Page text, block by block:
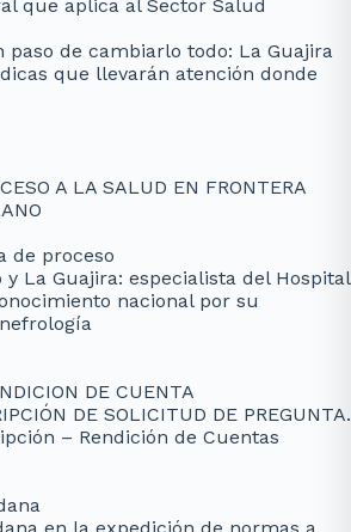
que aplica al Sector Salud
paso de cambiarlo todo: La Guajira
que llevarán atención donde
A LA SALUD EN FRONTERA
de proceso
La Guajira: especialista del Hospital
nacional por su
DE CUENTA
DE SOLICITUD DE PREGUNTA.
– Rendición de Cuentas